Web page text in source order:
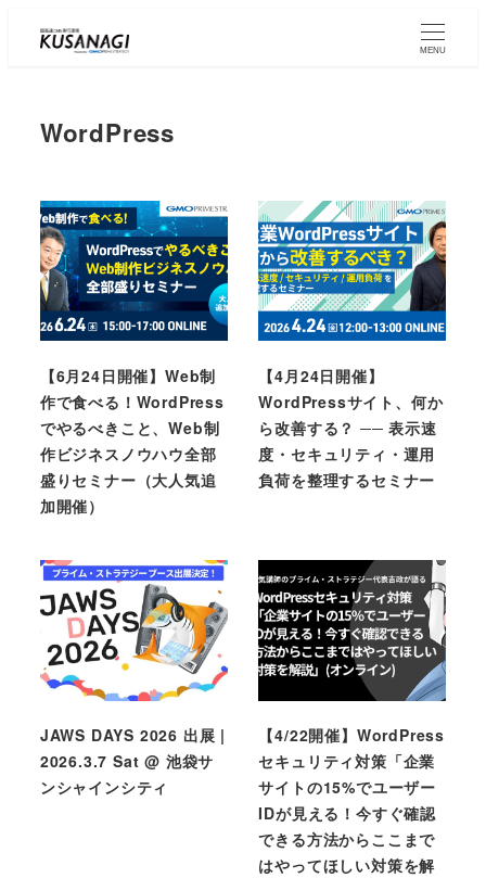
Skip
MENU
WordPress
【6月24日開催】Web制
作で食べる！WordPress
でやるべきこと、Web制
作ビジネスノウハウ全部
盛りセミナー（大人気追
加開催）
【4月24日開催】
WordPressサイト、何か
ら改善する？ ── 表示速
度・セキュリティ・運用
負荷を整理するセミナー
JAWS DAYS 2026 出展 |
2026.3.7 Sat @ 池袋サ
ンシャインシティ
【4/22開催】WordPress
セキュリティ対策「企業
サイトの15%でユーザー
IDが見える！今すぐ確認
できる方法からここまで
はやってほしい対策を解